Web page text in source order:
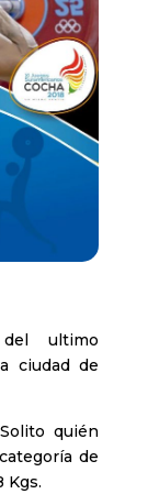
ultimo
ciudad de
quién
de
Kgs.